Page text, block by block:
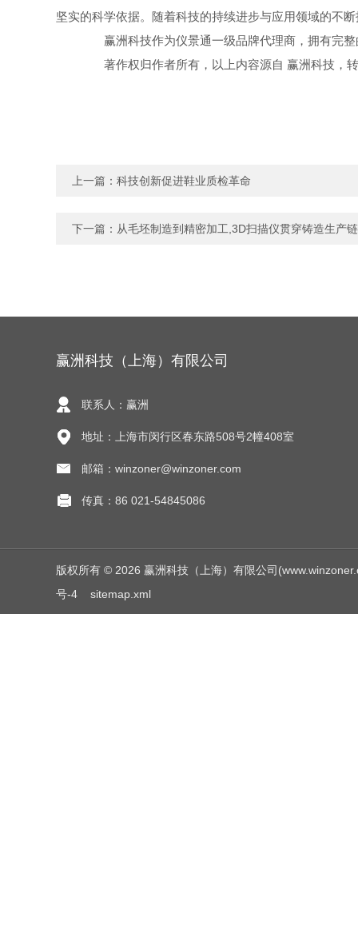
坚实的科学依据。随着科技的持续进步与应用领域的不
赢洲科技作为仪景通一级品牌代理商，拥有完整
著作权归作者所有，以上内容源自 赢洲科技，
上一篇： 科技创新促进鞋业质检革命
下一篇： 从毛坯制造到精密加工,3D扫描仪贯穿铸造生产
赢洲科技（上海）有限公司
联系人：赢洲
地址：上海市闵行区春东路508号2幢408室
邮箱：winzoner@winzoner.com
传真：86 021-54845086
版权所有 © 2026 赢洲科技（上海）有限公司
号-4
sitemap.xml